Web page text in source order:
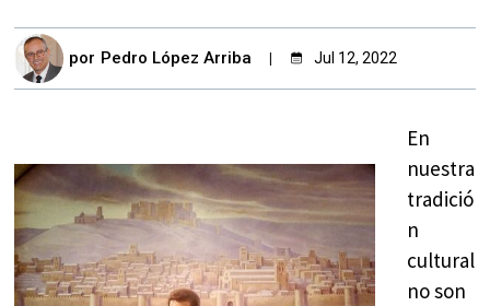
por Pedro López Arriba Jul 12, 2022
En
nuestra
tradició
n
cultural
no son